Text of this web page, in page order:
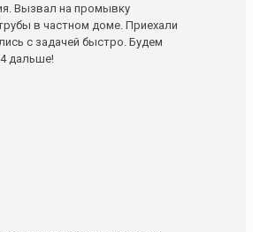
Вызвал на промывку
в частном доме. Приехали
с задачей быстро. Будем
дальше!